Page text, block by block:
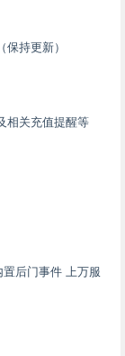
持更新）
相关充值提醒等
后门事件 上万服